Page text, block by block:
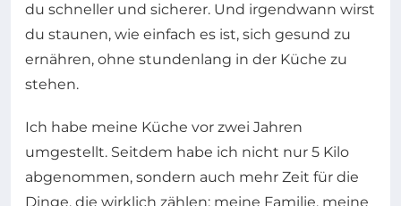
du schneller und sicherer. Und irgendwann wirst
du staunen, wie einfach es ist, sich gesund zu
ernähren, ohne stundenlang in der Küche zu
stehen.
Ich habe meine Küche vor zwei Jahren
umgestellt. Seitdem habe ich nicht nur 5 Kilo
abgenommen, sondern auch mehr Zeit für die
Dinge, die wirklich zählen: meine Familie, meine